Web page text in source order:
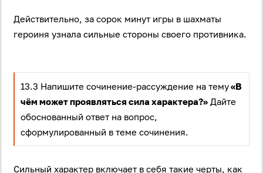
Вход Регистрация
Действительно, за сорок минут игры в шахматы
героиня узнала сильные стороны своего противника.
13.3 Напишите сочинение-рассуждение на тему«В
чём может проявляться сила характера?» Дайте
обоснованный ответ на вопрос,
сформулированный в теме сочинения.
Сильный характер включает в себя такие черты, как